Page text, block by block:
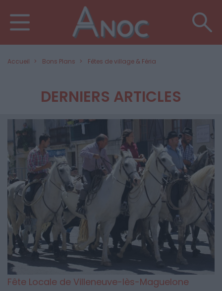
Accueil Bons Plans Fêtes de village & Féria
DERNIERS ARTICLES
Fête Locale de Villeneuve-lès-Maguelone